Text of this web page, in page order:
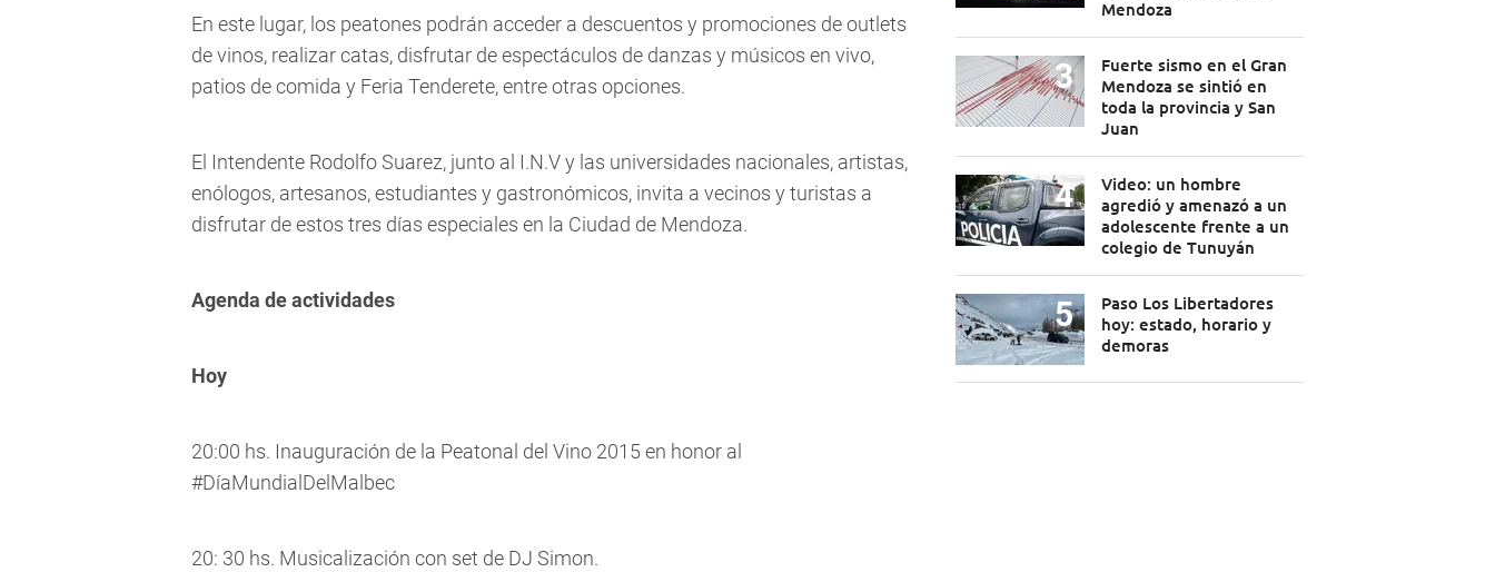
En este lugar, los peatones podrán acceder a descuentos y promociones de outlets
de vinos, realizar catas, disfrutar de espectáculos de danzas y músicos en vivo,
patios de comida y Feria Tenderete, entre otras opciones.
El Intendente Rodolfo Suarez, junto al I.N.V y las universidades nacionales, artistas,
enólogos, artesanos, estudiantes y gastronómicos, invita a vecinos y turistas a
disfrutar de estos tres días especiales en la Ciudad de Mendoza.
Agenda de actividades
Hoy
20:00 hs. Inauguración de la Peatonal del Vino 2015 en honor al
#DíaMundialDelMalbec
20: 30 hs. Musicalización con set de DJ Simon.
Mendoza
Fuerte sismo en el Gran
Mendoza se sintió en
toda la provincia y San
Juan
Video: un hombre
agredió y amenazó a un
adolescente frente a un
colegio de Tunuyán
Paso Los Libertadores
hoy: estado, horario y
demoras